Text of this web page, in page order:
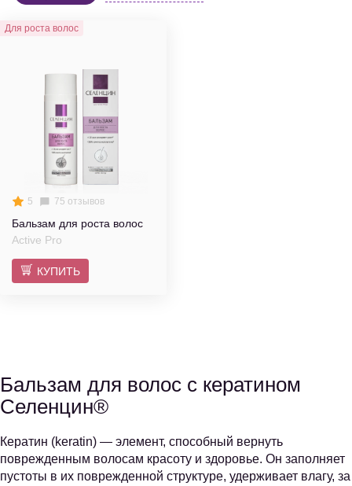
Для роста волос
5 75 отзывов
Бальзам для роста волос
Active Pro
КУПИТЬ
Бальзам для волос с кератином
Селенцин®
Кератин (keratin) — элемент, способный вернуть
поврежденным волосам красоту и здоровье. Он заполняет
пустоты в их поврежденной структуре, удерживает влагу, за